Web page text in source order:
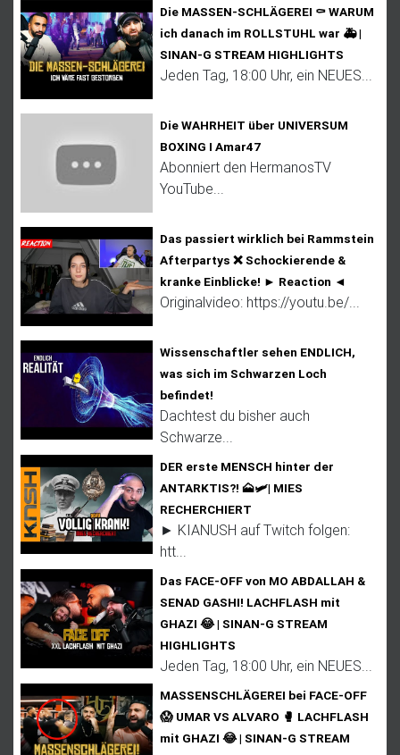
Die MASSEN-SCHLÄGEREI ⚰️ WARUM
ich danach im ROLLSTUHL war 🚑 |
SINAN-G STREAM HIGHLIGHTS
Jeden Tag, 18:00 Uhr, ein NEUES...
Die WAHRHEIT über UNIVERSUM
BOXING I Amar47
Abonniert den HermanosTV
YouTube...
Das passiert wirklich bei Rammstein
Afterpartys ❌ Schockierende &
kranke Einblicke! ► Reaction ◄
Originalvideo: https://youtu.be/...
Wissenschaftler sehen ENDLICH,
was sich im Schwarzen Loch
befindet!
Dachtest du bisher auch
Schwarze...
DER erste MENSCH hinter der
ANTARKTIS?! 🗻🛩️| MIES
RECHERCHIERT
► KIANUSH auf Twitch folgen:
htt...
Das FACE-OFF von MO ABDALLAH &
SENAD GASHI! LACHFLASH mit
GHAZI 😂 | SINAN-G STREAM
HIGHLIGHTS
Jeden Tag, 18:00 Uhr, ein NEUES...
MASSENSCHLÄGEREI bei FACE-OFF
😱 UMAR VS ALVARO 🥊 LACHFLASH
mit GHAZI 😂 | SINAN-G STREAM